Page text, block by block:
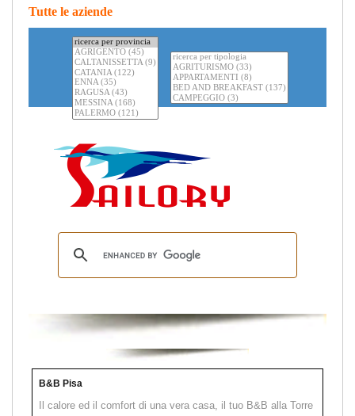
Tutte le aziende
B&B Pisa
Il calore ed il comfort di una vera casa, il tuo B&B alla Torre